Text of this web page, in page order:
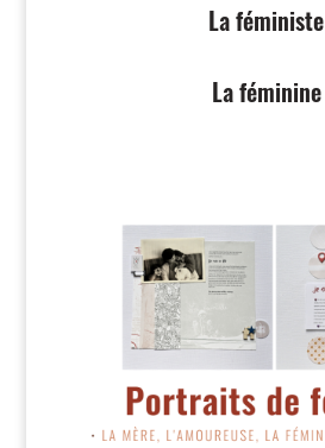
La féministe
La féminine